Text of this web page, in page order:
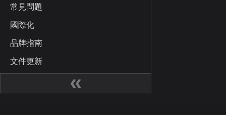
常見問題
國際化
品牌指南
文件更新